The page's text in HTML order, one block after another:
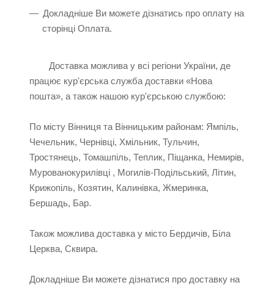
Докладніше Ви можете дізнатись про оплату на
сторінці Оплата.
Доставка можлива у всі регіони України, де
працює кур'єрська служба доставки «Нова
пошта», а також нашою кур'єрською службою:
По місту Вінниця та Вінницьким районам: Ямпіль,
Чечельник, Чернівці, Хмільник, Тульчин,
Тростянець, Томашпіль, Теплик, Піщанка, Немирів,
Мурованокурилівці , Могилів-Подільський, Літин,
Крижопіль, Козятин, Калинівка, Жмеринка,
Бершадь, Бар.
Також можлива доставка у місто Бердичів, Біла
Церква, Сквира.
Докладніше Ви можете дізнатися про доставку на